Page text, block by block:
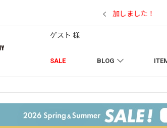
SALE BLOG
ゲスト 様